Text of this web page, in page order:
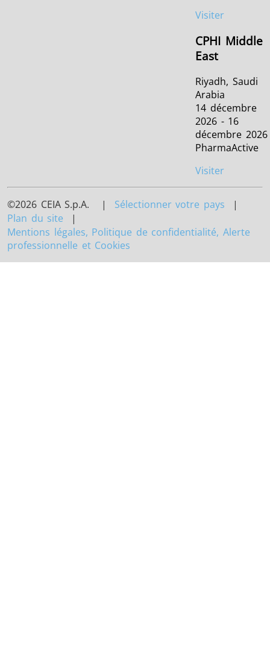
Visiter
CPHI Middle
East
Riyadh, Saudi
Arabia
14 décembre
2026 - 16
décembre 2026
PharmaActive
Visiter
©2026 CEIA S.p.A. | Sélectionner votre pays |
Plan du site |
Mentions légales, Politique de confidentialité, Alerte
professionnelle et Cookies